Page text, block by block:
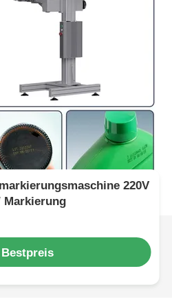
220V
Markierung
Bestpreis